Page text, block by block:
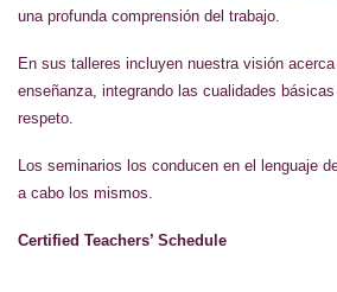
una profunda comprensión del trabajo.
En sus talleres incluyen nuestra visión
enseñanza, integrando las cualidades
respeto.
Los seminarios los conducen en el lenguaje
a cabo los mismos.
Certified Teachers’ Schedule